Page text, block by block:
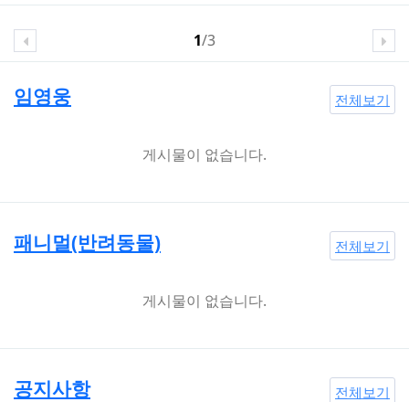
1/3
임영웅
게시물이 없습니다.
전체보기
패니멀(반려동물)
게시물이 없습니다.
전체보기
공지사항 전체보기